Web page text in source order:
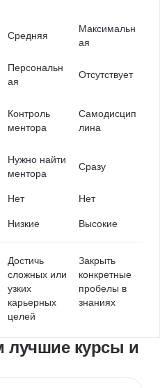
Средняя
Максимальн
ая
Персональн
ая
Отсутствует
Контроль
ментора
Самодисцип
лина
Нужно найти
ментора
Сразу
Нет Нет
Низкие Высокие
Достичь
сложных или
узких
карьерных
целей
Закрыть
конкретные
пробелы в
знаниях
лучшие курсы и